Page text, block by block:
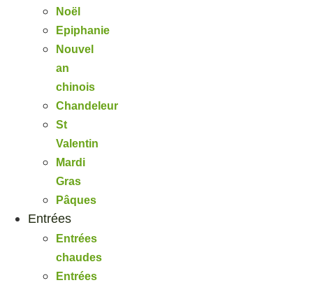
Noël
Epiphanie
Nouvel
an
chinois
Chandeleur
St
Valentin
Mardi
Gras
Pâques
Entrées
Entrées
chaudes
Entrées